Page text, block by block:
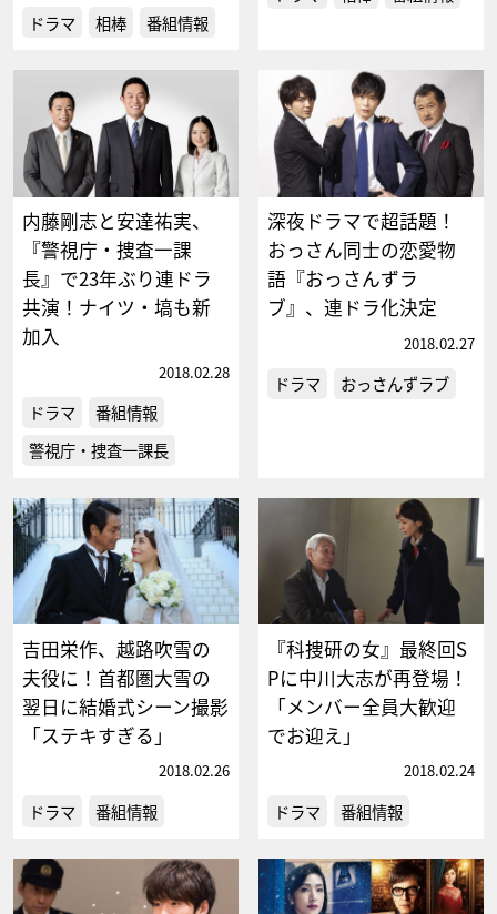
ドラマ 相棒 番組情報
内藤剛志と安達祐実、
『警視庁・捜査一課
長』で23年ぶり連ドラ
共演！ナイツ・塙も新
加入
2018.02.28
ドラマ
番組情報
警視庁・捜査一課長
深夜ドラマで超話題！
おっさん同士の恋愛物
語『おっさんずラ
ブ』、連ドラ化決定
2018.02.27
ドラマ おっさんずラブ
吉田栄作、越路吹雪の
夫役に！首都圏大雪の
翌日に結婚式シーン撮影
「ステキすぎる」
2018.02.26
ドラマ 番組情報
『科捜研の女』最終回S
Pに中川大志が再登場！
「メンバー全員大歓迎
でお迎え」
2018.02.24
ドラマ 番組情報